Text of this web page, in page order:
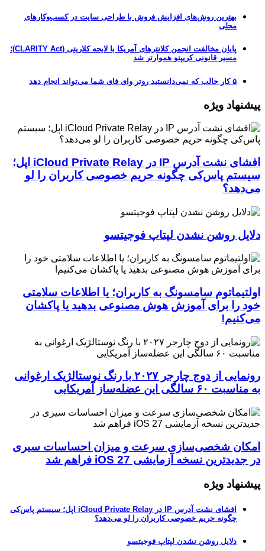
بهترین روش‌های افزایش فروش با طراحی سایت در کسب‌وکارهای
محلی
پایان مخالفت انجمن کلانترهای آمریکا با لایحه کلاریتی (CLARITY Act)؛
مسیر قانونی کریپتو هموارتر شد
۵ کار جالب که نمی‌دانستید روتر وای فای شما می‌تواند انجام دهد
پیشنهاد ویژه
افشای نشت آدرس IP در iCloud Private Relay اپل؛
سیستم پاس‌کی چگونه حریم خصوصی کاربران را لو
می‌دهد؟
دلایل روشن نشدن لپتاپ فوجیتسو
اولتیماتوم سامسونگ به کاربران؛ یا اطلاعات سلامتی
خود را برای آموزش هوش مصنوعی بدهید یا پاکشان
می‌کنیم!
رونمایی از دوج چارجر ۲۰۲۷ با رنگ نوستالژیک ارغوانی
به مناسبت ۶۰ سالگی این عضله‌ساز آمریکایی
امکان شخصی‌سازی سرعت و میزان احساسات سیری
در جدیدترین نسخه آزمایشی iOS 27 فراهم شد
پیشنهاد ویژه
افشای نشت آدرس IP در iCloud Private Relay اپل؛ سیستم پاس‌کی
چگونه حریم خصوصی کاربران را لو می‌دهد؟
دلایل روشن نشدن لپتاپ فوجیتسو